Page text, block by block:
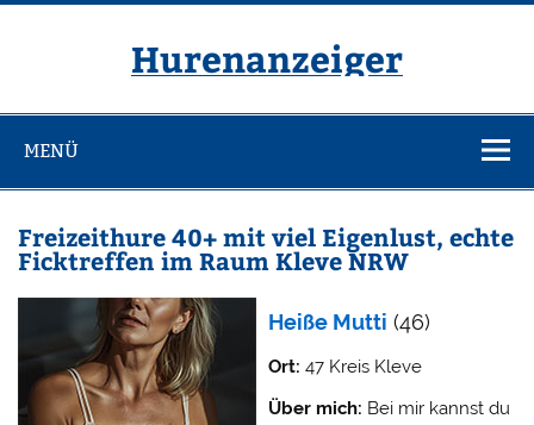
Zum
Hurenanzeiger
MENÜ
Freizeithure 40+ mit viel Eigenlust, echte
Ficktreffen im Raum Kleve NRW
Heiße Mutti (46)
Ort: 47 Kreis Kleve
Über mich: Bei mir kannst du